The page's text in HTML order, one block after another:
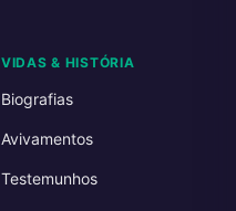
VIDAS & HISTÓRIA
Biografias
Avivamentos
Testemunhos